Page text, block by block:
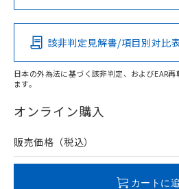
Pb Hg
O
在庫等で未対応品が混在する可能
問い合わせください。
該非判定見解書/項目別対比
日本の外為法に基づく該非判定、およびEAR
ます。
オンライン購入
販売価格（税込）
カートに